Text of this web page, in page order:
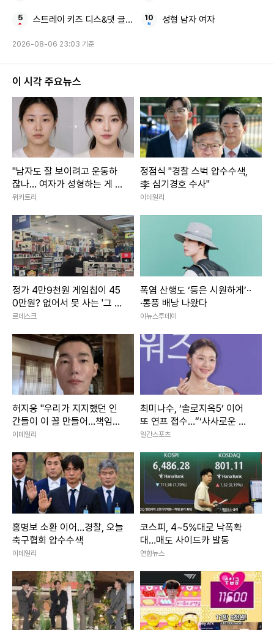
스트레이 키즈 디스&댓 글로벌 질주 성형 남자 여자
2026-08-06 23:03 기준
이 시각 주요뉴스
"남자도 잘 보이려고 운동하
잖나... 여자가 성형하는 게 대
체 왜 문제냐"
위키트리
정점식 "경찰 스벅 압수수색,
李 심기경호 수사"
이데일리
정가 4만9천원 게임칩이 45
0만원? 없어서 못 사는 '그 시
절의 향수'
르데스크
폭염 산행도 ‘등은 시원하게’··
·통풍 배낭 나왔다
이뉴스투데이
허지웅 "우리가 지지했던 인
간들이 이 꼴 만들어…책임지
자"
이데일리
최미나수, ‘솔로지옥5’ 이어
또 연프 접수…“‘사사로운 만
남추구’ MC 발탁” [공식]
일간스포츠
홍명보 소환 이어…경찰, 오늘
축구협회 압수수색
이데일리
코스피, 4~5%대로 낙폭확
대…매도 사이드카 발동
연합뉴스